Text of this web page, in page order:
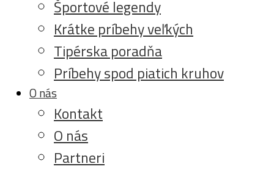
Športové legendy
Krátke príbehy veľkých
Tipérska poradňa
Príbehy spod piatich kruhov
O nás
Kontakt
O nás
Partneri